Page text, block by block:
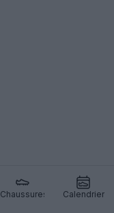
Chaussures Calendrier